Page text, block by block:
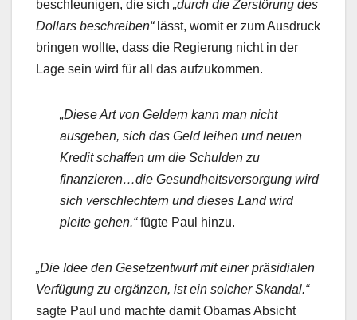
beschleunigen, die sich „durch die Zerstörung des
Dollars beschreiben“lässt, womit er zum Ausdruck
bringen wollte, dass die Regierung nicht in der
Lage sein wird für all das aufzukommen.
„Diese Art von Geldern kann man nicht
ausgeben, sich das Geld leihen und neuen
Kredit schaffen um die Schulden zu
finanzieren…die Gesundheitsversorgung wird
sich verschlechtern und dieses Land wird
pleite gehen.“fügte Paul hinzu.
„Die Idee den Gesetzentwurf mit einer präsidialen
Verfügung zu ergänzen, ist ein solcher Skandal.“
sagte Paul und machte damit Obamas Absicht